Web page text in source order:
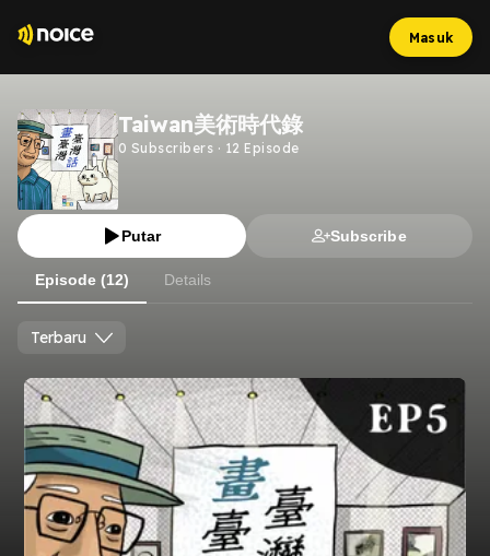
Masuk
Taiwan美術時代錄
0 Subscribers · 12 Episode
Putar Subscribe
Episode (12) Details
Terbaru